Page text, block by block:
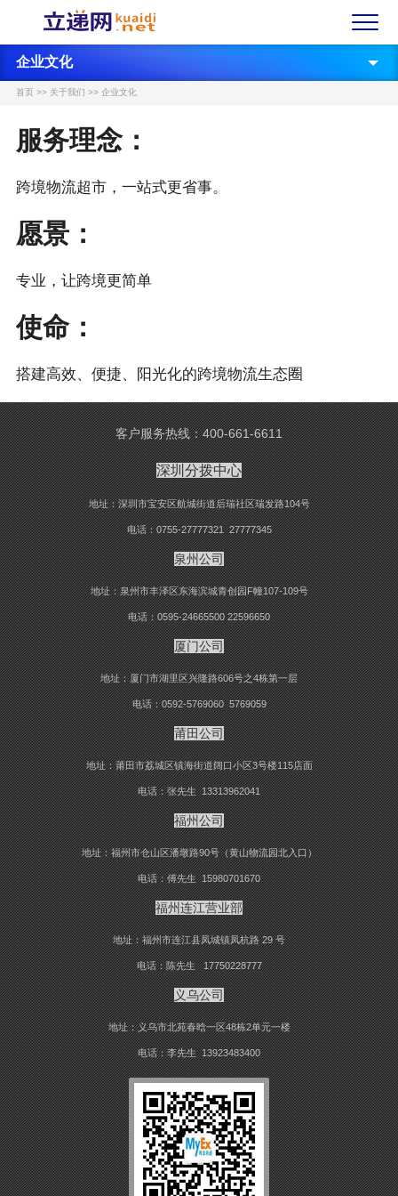
企业文化
首页>> 关于我们 >> 企业文化
服务理念：
跨境物流超市，一站式更省事。
愿景：
专业，让跨境更简单
使命：
搭建高效、便捷、阳光化的跨境物流生态圈
客户服务热线：400-661-6611
深圳分拨中心
地址：深圳市宝安区航城街道后瑞社区瑞发路104号
电话：0755-27777321 27777345
泉州公司
地址：泉州市丰泽区东海滨城青创园F幢107-109号
电话：0595-24665500 22596650
厦门公司
地址：厦门市湖里区兴隆路606号之4栋第一层
电话：0592-5769060 5769059
莆田公司
地址：莆田市荔城区镇海街道阔口小区3号楼115店面
电话：张先生 13313962041
福州公司
地址：福州市仓山区潘墩路90号（黄山物流园北入口）
电话：傅先生 15980701670
福州连江营业部
地址：福州市连江县凤城镇凤杭路 29 号
电话：陈先生 17750228777
义乌公司
地址：义乌市北苑春晗一区48栋2单元一楼
电话：李先生 13923483400